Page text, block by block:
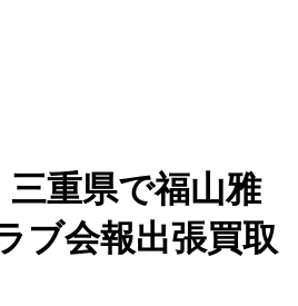
三重県で福山雅
ブ会報出張買取